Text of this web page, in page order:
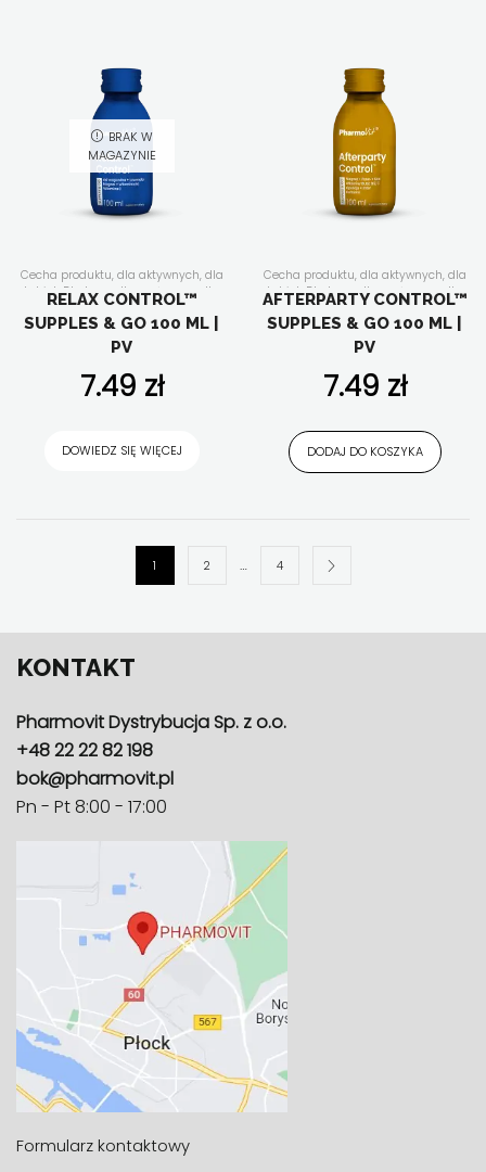
BRAK W
MAGAZYNIE
Cecha produktu, dla aktywnych, dla
kobiet,Dla kogo,dla mężczyzn, dla
seniora,dla wegan,dla wegetarian
ekstrakty roślinne ,Forma
Funkcjonalność
relaks Składniki aktywne
suplementy diety w płynie
i minerały ,Wszystkie produkty
RELAX CONTROL™
SUPPLES & GO 100 ML |
PV
7.49 zł
DOWIEDZ SIĘ WIĘCEJ
Cecha produktu, dla aktywnych, dla
kobiet,Dla kogo,dla mężczyzn,dla
seniora,dla wegan ,dla wegetarian
ekstrakty roślinne, energia i
Forma suplementu
Funkcjonalność, Nasze linie
Składniki aktywne ,suplementy diety
układ trawienny,
AFTERPARTY CONTROL™
SUPPLES & GO 100 ML |
PV
7.49 zł
DODAJ DO KOSZYKA
1 2 … 4
KONTAKT
Pharmovit Dystrybucja Sp. z o.o.
+48 22 22 82 198
bok@pharmovit.pl
Pn - Pt 8:00 - 17:00
Formularz kontaktowy